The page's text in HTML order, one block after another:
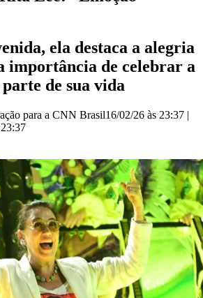
ela destaca a alegria
importância de celebrar a
de sua vida
para a CNN Brasil16/02/26 às 23:37 |